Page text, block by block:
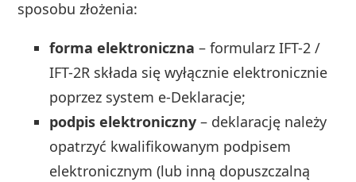
sposobu złożenia:
forma elektroniczna – formularz IFT-2 /
IFT-2R składa się wyłącznie elektronicznie
poprzez system e-Deklaracje;
podpis elektroniczny – deklarację należy
opatrzyć kwalifikowanym podpisem
elektronicznym (lub inną dopuszczalną